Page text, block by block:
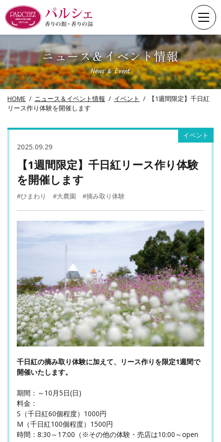
to
content
ニュース＆イベント情報
News & Event
HOME ニュース＆イベント情報 イベント
【1週間限定】千日紅
リース作り体験を開催します
イベント
2025.09.29
【1週間限定】千日紅リース作り体験
を開催します
#ひまわり #大農園 #摘み取り体験
千日紅の摘み取り体験に加えて、リース作りを限定1週間で
開催いたします。
期間：～10月5日(日)
料金：
S（千日紅60個程度）1000円
M（千日紅100個程度）1500円
時間：8:30～17:00（※その他の体験・売店は10:00～open